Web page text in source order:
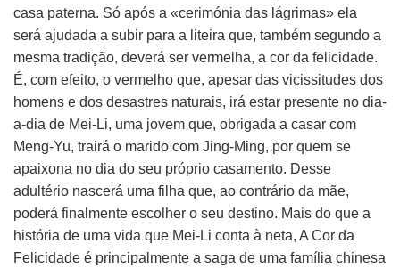
casa paterna. Só após a «cerimónia das lágrimas» ela
será ajudada a subir para a liteira que, também segundo a
mesma tradição, deverá ser vermelha, a cor da felicidade.
É, com efeito, o vermelho que, apesar das vicissitudes dos
homens e dos desastres naturais, irá estar presente no dia-
a-dia de Mei-Li, uma jovem que, obrigada a casar com
Meng-Yu, trairá o marido com Jing-Ming, por quem se
apaixona no dia do seu próprio casamento. Desse
adultério nascerá uma filha que, ao contrário da mãe,
poderá finalmente escolher o seu destino. Mais do que a
história de uma vida que Mei-Li conta à neta, A Cor da
Felicidade é principalmente a saga de uma família chinesa